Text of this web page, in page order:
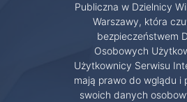
Publiczna w Dzielnicy
Warszawy, która
bezpieczeństwem
Osobowych
Użytkownicy Serwisu
mają prawo do wglądu i
swoich danych